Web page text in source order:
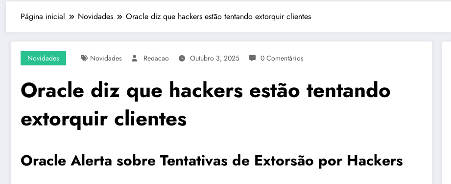
Página inicial Novidades Oracle diz que hackers estão tentando extorquir clientes
Novidades Novidades Redacao Outubro 3, 2025 0 Comentários
Oracle diz que hackers estão tentando
extorquir clientes
Oracle Alerta sobre Tentativas de Extorsão por Hackers